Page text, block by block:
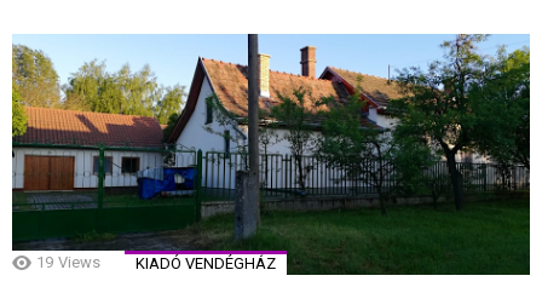
19 Views KIADÓ VENDÉGHÁZ